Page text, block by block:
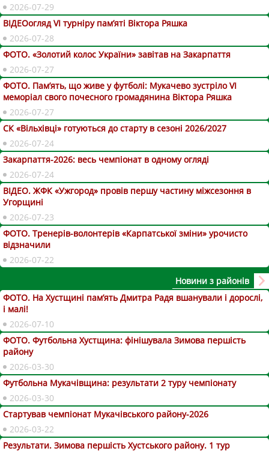
2026-07-29
ВІДЕОогляд VІ турніру пам’яті Віктора Ряшка
2026-07-28
ФОТО. «Золотий колос України» завітав на Закарпаття
2026-07-27
ФОТО. Пам’ять, що живе у футболі: Мукачево зустріло VI
меморіал свого почесного громадянина Віктора Ряшка
2026-07-27
СК «Вільхівці» готуються до старту в сезоні 2026/2027
2026-07-24
Закарпаття-2026: весь чемпіонат в одному огляді
2026-07-24
ВІДЕО. ЖФК «Ужгород» провів першу частину міжсезоння в
Угорщині
2026-07-23
ФОТО. Тренерів-волонтерів «Карпатської зміни» урочисто
відзначили
2026-07-22
Новини з районів
ФОТО. На Хустщині пам’ять Дмитра Радя вшанували і дорослі,
і малі!
2026-07-10
ФОТО. Футбольна Хустщина: фінішувала Зимова першість
району
2026-03-30
Футбольна Мукачівщина: результати 2 туру чемпіонату
2026-03-30
Стартував чемпіонат Мукачівського району-2026
2026-03-22
Результати. Зимова першість Хустського району. 1 тур